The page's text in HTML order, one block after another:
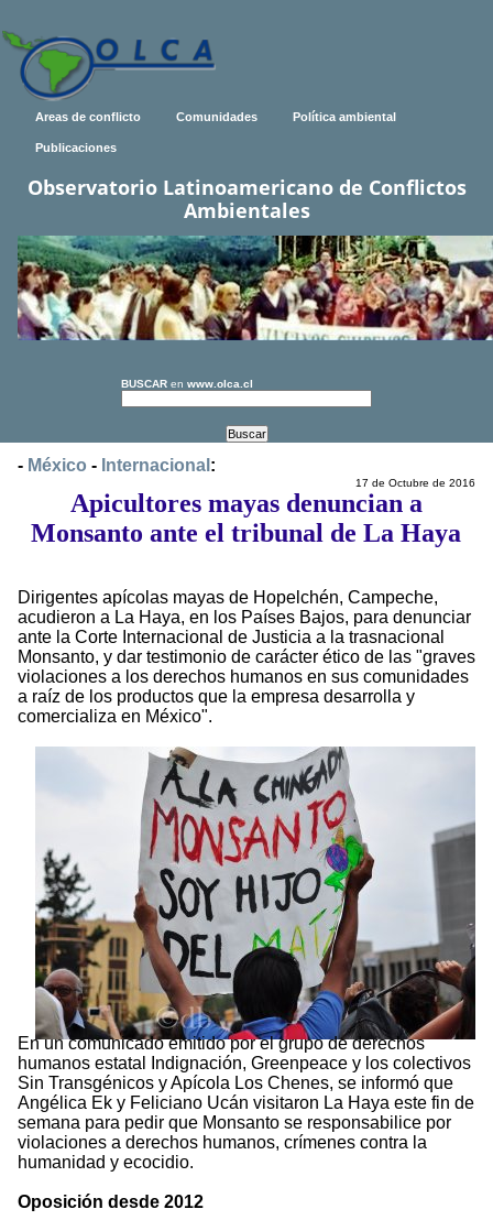
Areas de conflicto Comunidades Política ambiental
Publicaciones
Observatorio Latinoamericano de Conflictos
Ambientales
BUSCAR en www.olca.cl
- México - Internacional :
17 de Octubre de 2016
Apicultores mayas denuncian a
Monsanto ante el tribunal de La Haya
Dirigentes apícolas mayas de Hopelchén, Campeche,
acudieron a La Haya, en los Países Bajos, para denunciar
ante la Corte Internacional de Justicia a la trasnacional
Monsanto, y dar testimonio de carácter ético de las "graves
violaciones a los derechos humanos en sus comunidades
a raíz de los productos que la empresa desarrolla y
comercializa en México".
En un comunicado emitido por el grupo de derechos
humanos estatal Indignación, Greenpeace y los colectivos
Sin Transgénicos y Apícola Los Chenes, se informó que
Angélica Ek y Feliciano Ucán visitaron La Haya este fin de
semana para pedir que Monsanto se responsabilice por
violaciones a derechos humanos, crímenes contra la
humanidad y ecocidio.
Oposición desde 2012